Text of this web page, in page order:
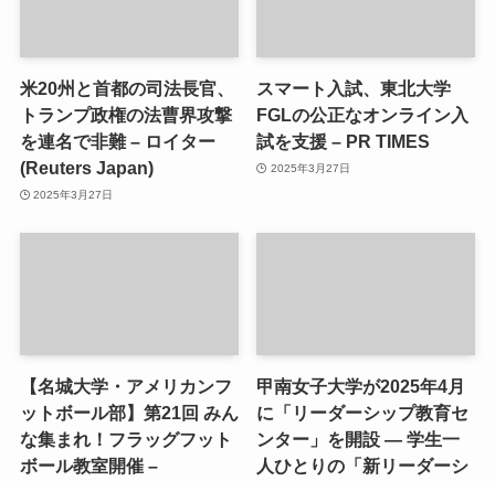
米20州と首都の司法長官、
トランプ政権の法曹界攻撃
を連名で非難 – ロイター
(Reuters Japan)
2025年3月27日
スマート入試、東北大学
FGLの公正なオンライン入
試を支援 – PR TIMES
2025年3月27日
【名城大学・アメリカンフ
ットボール部】第21回 みん
な集まれ！フラッグフット
ボール教室開催 –
甲南女子大学が2025年4月
に「リーダーシップ教育セ
ンター」を開設 ― 学生一
人ひとりの「新リーダーシ